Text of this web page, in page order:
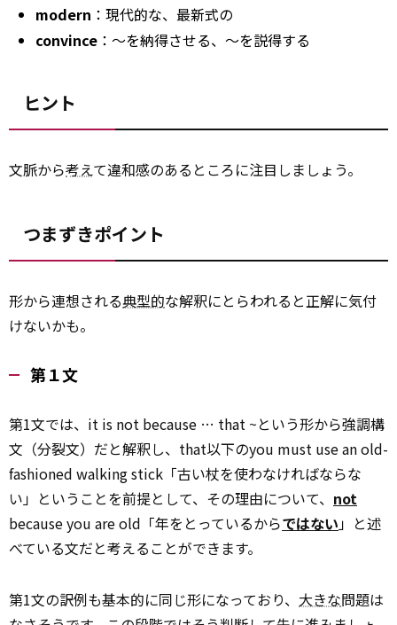
modern ：現代的な、最新式の
convince ：～を納得させる、～を説得する
ヒント
文脈から考えて違和感のあるところに注目しましょう。
つまずきポイント
形から連想される典型的な解釈にとらわれると正解に気付
けないかも。
第１文
第1文では、it is not because … that ~という形から強調構
文（分裂文）だと解釈し、that以下のyou must use an old-
fashioned walking stick「古い杖を使わなければならな
い」ということを前提として、その理由について、 not
because you are old「年をとっているからではない」と述
べている文だと考えることができます。
第1文の訳例も基本的に同じ形になっており、 大きな問題は